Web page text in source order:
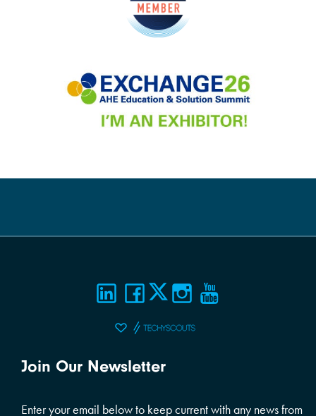
Join Our Newsletter
Enter your email below to keep current with any news from